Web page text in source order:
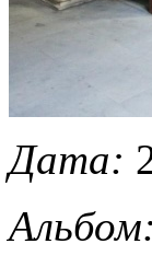
Дата:
Альбом: